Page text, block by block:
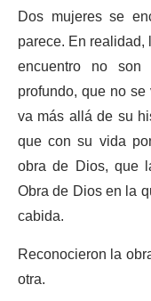
Dos mujeres se
parece. En
encuentro no
profundo, que no
va más allá de su
que con su vida
obra de Dios, que
Obra de Dios en la
cabida.
Reconocieron la
otra.